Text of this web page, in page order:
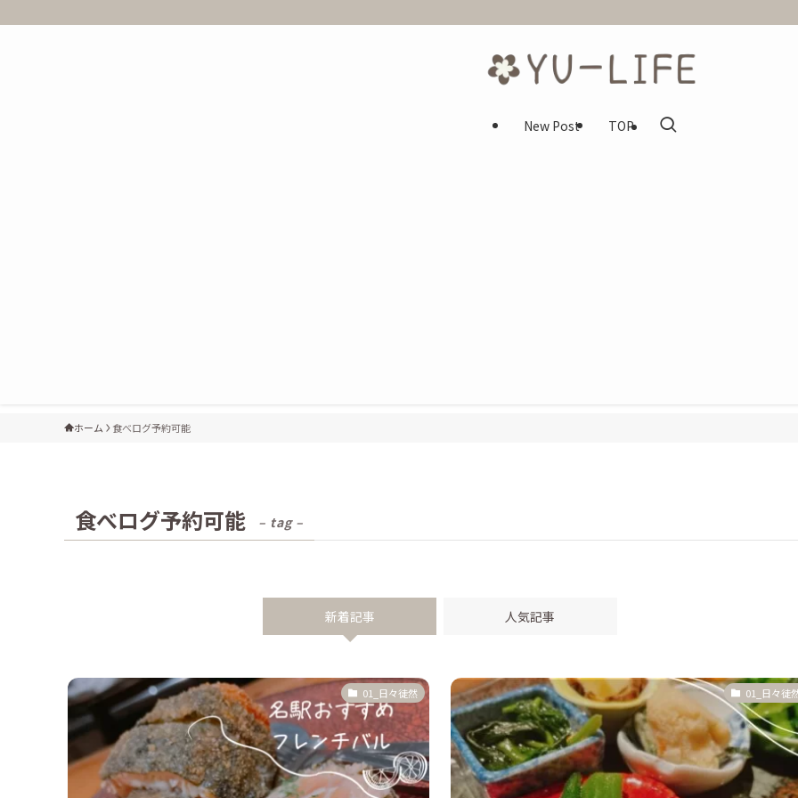
New Post TOP
ホーム 食べログ予約可能
食べログ予約可能 – tag –
新着記事 人気記事
01_日々徒然 01_日々徒